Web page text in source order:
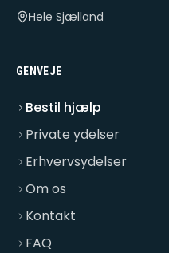
Hele Sjælland
GENVEJE
Bestil hjælp
Private ydelser
Erhvervsydelser
Om os
Kontakt
FAQ